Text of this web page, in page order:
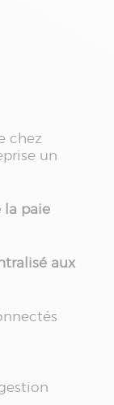
chez
un
la paie
aux